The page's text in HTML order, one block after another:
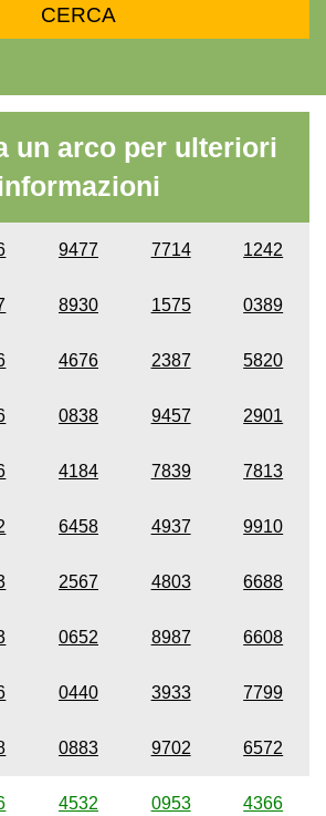
un arco per ulteriori
9477 7714 1242
8930 1575 0389
4676 2387 5820
0838 9457 2901
4184 7839 7813
6458 4937 9910
2567 4803 6688
0652 8987 6608
0440 3933 7799
0883 9702 6572
4532 0953 4366